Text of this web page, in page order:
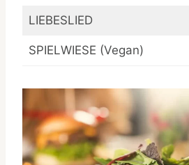
LIEBESLIED
SPIELWIESE (Vegan)